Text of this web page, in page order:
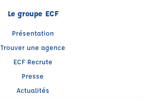
Le groupe ECF
Présentation
Trouver une agence
ECF Recrute
Presse
Actualités